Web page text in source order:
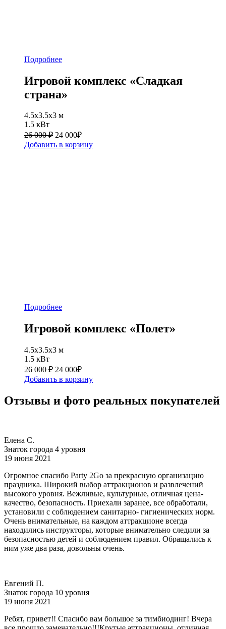
Подробнее
Игровой комплекс «Сладкая
страна»
4.5х3.5х3 м
1.5 кВт
26 000 ₽ 24 000₽
Добавить в корзину
Подробнее
Игровой комплекс «Полет»
4.5х3.5х3 м
1.5 кВт
26 000 ₽ 24 000₽
Добавить в корзину
Отзывы и фото реальных покупателей
Елена С.
Знаток города 4 уровня
19 июня 2021
Огромное спасибо Party 2Go за прекрасную организацию
праздника. Широкий выбор аттракционов и развлечений
высокого уровня. Вежливые, культурные, отличная цена-
качество, безопасность. Приехали заранее, все обработали,
установили с соблюдением санитарно- гигиенических норм.
Очень внимательные, на каждом аттракционе всегда
находились инструкторы, которые внимательно следили за
безопасностью детей и соблюдением правил. Обращались к
ним уже два раза, довольны очень.
Евгений П.
Знаток города 10 уровня
19 июня 2021
Ребят, привет!! Спасибо вам большое за тимбиодинг! Вчера